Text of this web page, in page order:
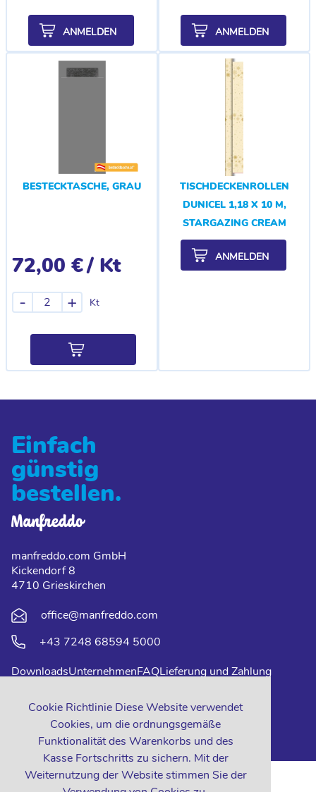
Cookie Richtlinie Diese Website verwendet
Cookies, um die ordnungsgemäße
Funktionalität des Warenkorbs und des
Kasse Fortschritts zu sichern. Mit der
Weiternutzung der Website stimmen Sie der
ANMELDEN ANMELDEN
BESTECKTASCHE, GRAU
72,00 €/ Kt
Kt
- +
TISCHDECKENROLLEN
DUNICEL 1,18 X 10 M,
STARGAZING CREAM
ANMELDEN
Einfach
günstig
bestellen.
manfreddo.com GmbH
Kickendorf 8
4710 Grieskirchen
office@manfreddo.com
+43 7248 68594 5000
DownloadsUnternehmenFAQLieferung und Zahlung